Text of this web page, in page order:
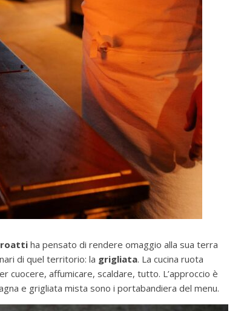
ha pensato di rendere omaggio alla sua terra
di quel territorio: la grigliata. La cucina ruota
cuocere, affumicare, scaldare, tutto. L’approccio è
e grigliata mista sono i portabandiera del menu.